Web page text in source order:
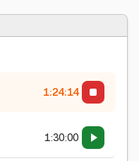
1:24:15
1:30:00